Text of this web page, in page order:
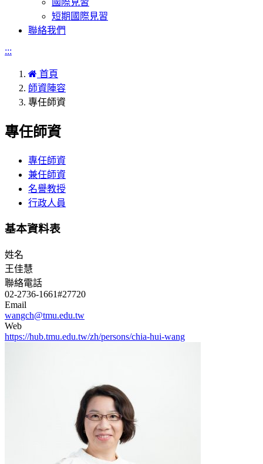
短期國際見習
聯絡我們
:::
首頁
師資陣容
專任師資
專任師資
專任師資
兼任師資
名譽教授
行政人員
基本資料表
姓名
王佳慧
聯絡電話
02-2736-1661#27720
Email
wangch@tmu.edu.tw
Web
https://hub.tmu.edu.tw/zh/persons/chia-hui-wang